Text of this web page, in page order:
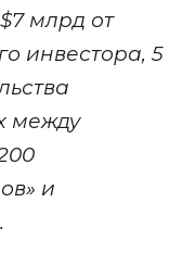
млрд от
инвестора, 5
между
и